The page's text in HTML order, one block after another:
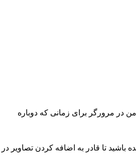
در مرورگر برای زمانی که دوباره
باشید تا قادر به اضافه کردن تصاویر در